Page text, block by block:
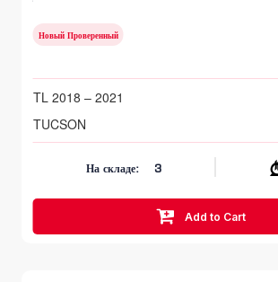
Новый Проверенный
TL 2018 – 2021
TUCSON
На складе: 3
Add to Cart